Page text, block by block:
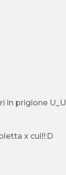
in prigione U_U
x cui!!:D